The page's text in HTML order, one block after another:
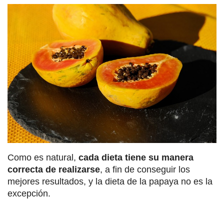
Como es natural, cada dieta tiene su manera
correcta de realizarse, a fin de conseguir los
mejores resultados, y la dieta de la papaya no es la
excepción.